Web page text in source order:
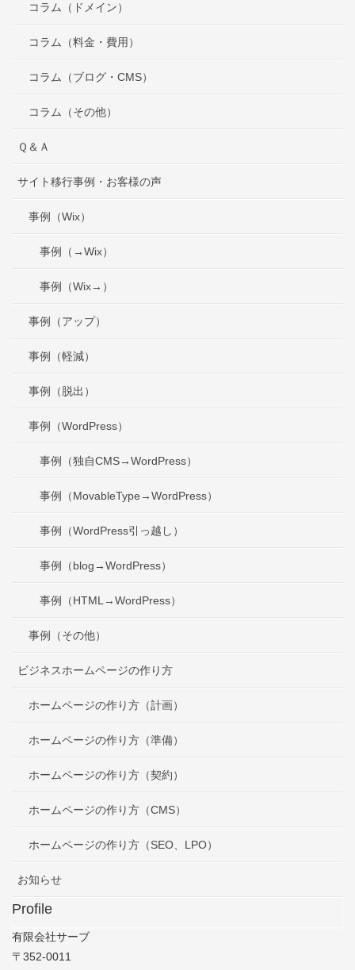
コラム（ドメイン）
コラム（料金・費用）
コラム（ブログ・CMS）
コラム（その他）
Ｑ＆Ａ
サイト移行事例・お客様の声
事例（Wix）
事例（→Wix）
事例（Wix→）
事例（アップ）
事例（軽減）
事例（脱出）
事例（WordPress）
事例（独自CMS→WordPress）
事例（MovableType→WordPress）
事例（WordPress引っ越し）
事例（blog→WordPress）
事例（HTML→WordPress）
事例（その他）
ビジネスホームページの作り方
ホームページの作り方（計画）
ホームページの作り方（準備）
ホームページの作り方（契約）
ホームページの作り方（CMS）
ホームページの作り方（SEO、LPO）
お知らせ
Profile
有限会社サーブ
〒352-0011